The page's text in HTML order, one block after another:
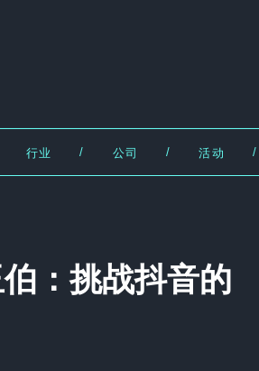
行业 / 公司 / 活动 /
：挑战抖音的